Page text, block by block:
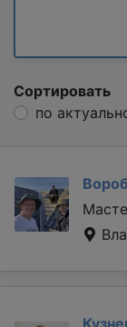
Сортировать
по